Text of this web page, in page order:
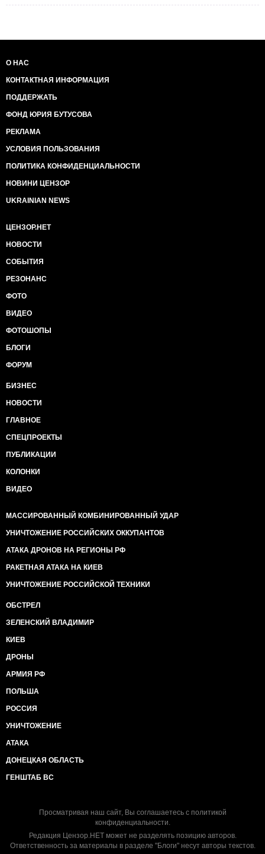
О НАС
КОНТАКТНАЯ ИНФОРМАЦИЯ
ПОДДЕРЖАТЬ
ФОНД ЮРИЯ БУТУСОВА
РЕКЛАМА
УСЛОВИЯ ПОЛЬЗОВАНИЯ
ПОЛИТИКА КОНФИДЕНЦИАЛЬНОСТИ
НОВИНИ ЦЕНЗОР
UKRAINIAN NEWS
ЦЕНЗОР.НЕТ
НОВОСТИ
СОБЫТИЯ
РЕЗОНАНС
ФОТО
ВИДЕО
ФОТОШОПЫ
БЛОГИ
ФОРУМ
БИЗНЕС
НОВОСТИ
ГЛАВНОЕ
СПЕЦПРОЕКТЫ
ПУБЛИКАЦИИ
КОЛОНКИ
ВИДЕО
МАССИРОВАННЫЙ КОМБИНИРОВАННЫЙ УДАР
УНИЧТОЖЕНИЕ РОССИЙСКИХ ОККУПАНТОВ
АТАКА ДРОНОВ НА РЕГИОНЫ РФ
РАКЕТНАЯ АТАКА НА КИЕВ
УНИЧТОЖЕНИЕ РОССИЙСКОЙ ТЕХНИКИ
ОБСТРЕЛ
ЗЕЛЕНСКИЙ ВЛАДИМИР
КИЕВ
ДРОНЫ
АРМИЯ РФ
ПОЛЬША
РОССИЯ
УНИЧТОЖЕНИЕ
АТАКА
ДОНЕЦКАЯ ОБЛАСТЬ
ГЕНШТАБ ВС
Просматривая наш сайт, Вы соглашаетесь с политикой
конфиденциальности.
Редакция Цензор.НЕТ может не разделять позицию авторов.
Ответственность за материалы в разделе "Блоги" несут авторы текстов.